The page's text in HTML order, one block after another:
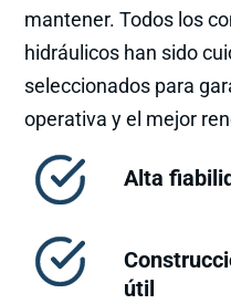
mantener. Todos los
hidráulicos han sido
seleccionados para
operativa y el mejor
Alta
útil